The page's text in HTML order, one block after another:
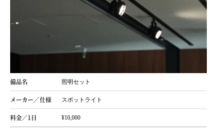
照明セット
スポットライト
¥10,000